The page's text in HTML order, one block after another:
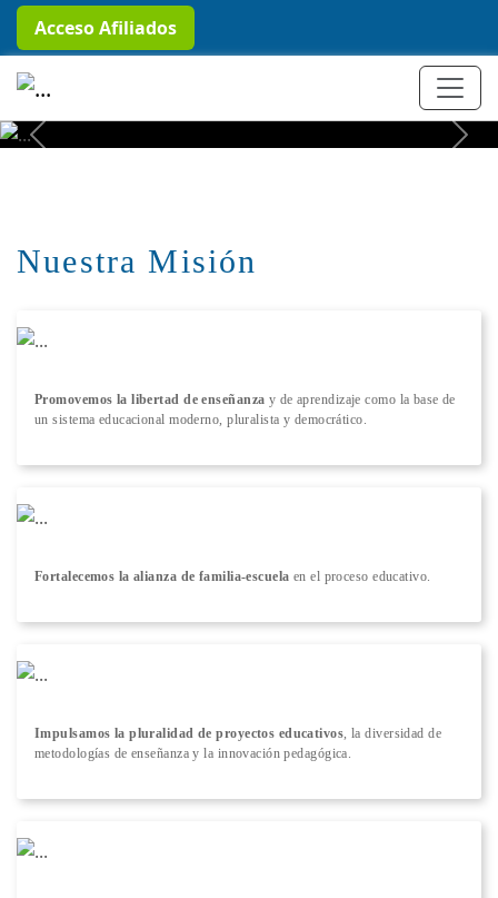
Acceso Afiliados
+ Conocer más
Previous Next
Nuestra Misión
Promovemos la libertad de enseñanza y de aprendizaje como la base de
un sistema educacional moderno, pluralista y democrático.
Fortalecemos la alianza de familia-escuela en el proceso educativo.
Impulsamos la pluralidad de proyectos educativos , la diversidad de
metodologías de enseñanza y la innovación pedagógica.